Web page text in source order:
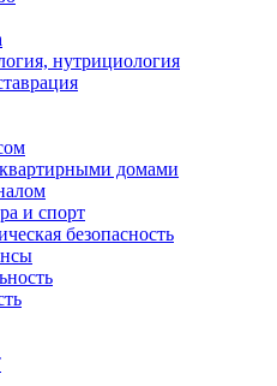
нутрициология
домами
и спорт
безопасность